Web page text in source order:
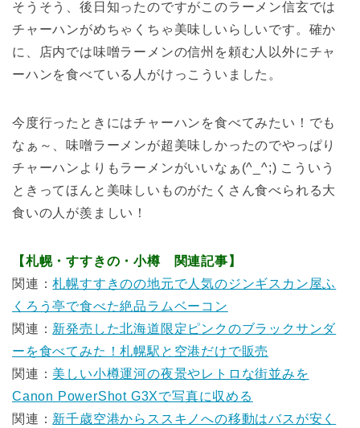
そうそう、後日知ったのですがこのラーメン信玄では
チャーハンがめちゃくちゃ美味しいらしいです。確か
に、店内では味噌ラーメンの信州を頼む人以外にチャ
ーハンを食べている人がけっこういました。
今度行ったときにはチャーハンを食べてみたい！でも
なぁ～、味噌ラーメンが超美味しかったのでやっぱり
チャーハンよりもラーメンがいいなぁ(^_^;) こういう
ときってほんと美味しいものがたくさん食べられる大
食いの人が羨ましい！
【札幌・すすきの・小樽 関連記事】
関連：札幌すすきのの地元で人気のジンギスカン屋ふ
くろう亭で食べた絶品ラムベーコン
関連： 新発売した北海道限定ピンクのブラックサンダ
ーを食べてみた！札幌駅と空港だけで販売
関連： 美しい小樽運河の夜景やレトロな街並みを
Canon PowerShot G3Xで写真に収める
関連： 新千歳空港からススキノへの移動はバスが安く